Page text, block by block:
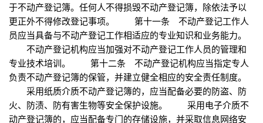
于不动产登记簿。任何人不得损毁不动产登记簿，除依法予以
更正外不得修改登记事项。 第十一条 不动产登记工作人
员应当具备与不动产登记工作相适应的专业知识和业务能力。
不动产登记机构应当加强对不动产登记工作人员的管理和
专业技术培训。 第十二条 不动产登记机构应当指定专人
负责不动产登记簿的保管，并建立健全相应的安全责任制度。
采用纸质介质不动产登记簿的，应当配备必要的防盗、防
火、防渍、防有害生物等安全保护设施。 采用电子介质不
动产登记簿的，应当配备专门的存储设施，并采取信息网络安